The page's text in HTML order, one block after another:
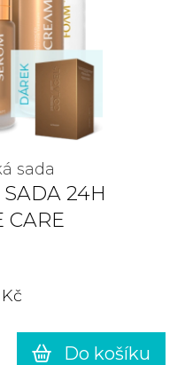
sada
24H
CARE
Do košíku